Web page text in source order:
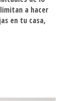
calistenia?
a hacer
en tu casa,